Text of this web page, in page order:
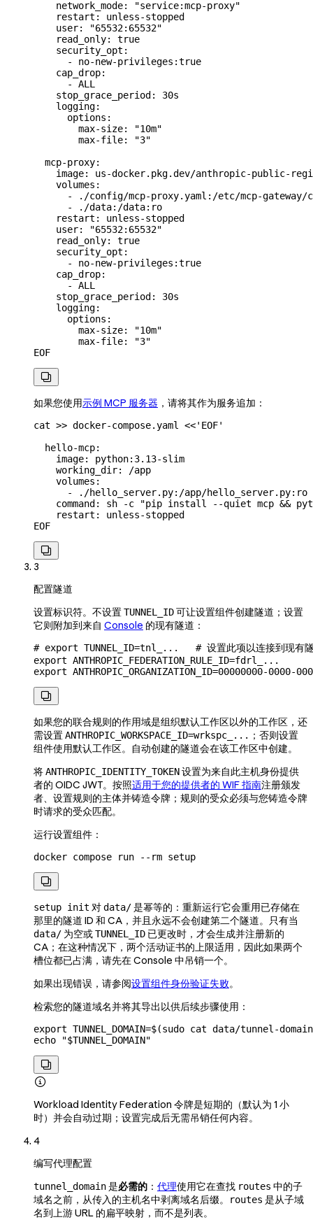
    network_mode: "service:mcp-proxy"
    restart: unless-stopped
    user: "65532:65532"
    read_only: true
    security_opt:
      - no-new-privileges:true
    cap_drop:
      - ALL
    stop_grace_period: 30s
    logging:
      options:
        max-size: "10m"
        max-file: "3"
  mcp-proxy:
image: us-docker.pkg.dev/anthropic-public-
    volumes:
- ./config/mcp-proxy.yaml:/etc/mcp-gateway/
      - ./data:/data:ro
    restart: unless-stopped
    user: "65532:65532"
    read_only: true
    security_opt:
      - no-new-privileges:true
    cap_drop:
      - ALL
    stop_grace_period: 30s
    logging:
      options:
        max-size: "10m"
        max-file: "3"
EOF

如果您使用示例 MCP 服务器 ，请将其作为服务追加：
cat >> docker-compose.yaml <<'EOF'
  hello-mcp:
    image: python:3.13-slim
    working_dir: /app
    volumes:
      - ./hello_server.py:/app/hello_server.py:ro
command: sh -c "pip install --quiet mcp &&
    restart: unless-stopped
EOF

3
配置隧道
设置标识符。不设置TUNNEL_ID可让设置组件创建隧道；设置
它则附加到来自 Console 的现有隧道：
# export TUNNEL_ID=tnl_...   # 设置此项以连接到现有
export ANTHROPIC_FEDERATION_RULE_ID=fdrl_
...
export ANTHROPIC_ORGANIZATION_ID=00000000-0000-

如果您的联合规则的作用域是组织默认工作区以外的工作区，还
需设置ANTHROPIC_WORKSPACE_ID=wrkspc_... ；否则设置
组件使用默认工作区。自动创建的隧道会在该工作区中创建。
将ANTHROPIC_IDENTITY_TOKEN设置为来自此主机身份提供
者的 OIDC JWT。按照适用于您的提供者的 WIF 指南注册颁发
者、设置规则的主体并铸造令牌；规则的受众必须与您铸造令牌
时请求的受众匹配。
运行设置组件：
docker compose run --rm setup

setup init 对data/是幂等的：重新运行它会重用已存储在
那里的隧道 ID 和 CA，并且永远不会创建第二个隧道。只有当
data/ 为空或TUNNEL_ID 已更改时，才会生成并注册新的
CA；在这种情况下，两个活动证书的上限适用，因此如果两个
槽位都已占满，请先在 Console 中吊销一个。
如果出现错误，请参阅设置组件身份验证失败。
检索您的隧道域名并将其导出以供后续步骤使用：
export TUNNEL_DOMAIN=$(sudo cat data/tunnel-domain
echo "$TUNNEL_DOMAIN"


Workload Identity Federation 令牌是短期的（默认为 1 小
时）并会自动过期；设置完成后无需吊销任何内容。
4
编写代理配置
tunnel_domain是必需的 ： 代理使用它在查找 routes 中的子
域名之前，从传入的主机名中剥离域名后缀。
routes 是从子域
名到上游 URL 的扁平映射，而不是列表。